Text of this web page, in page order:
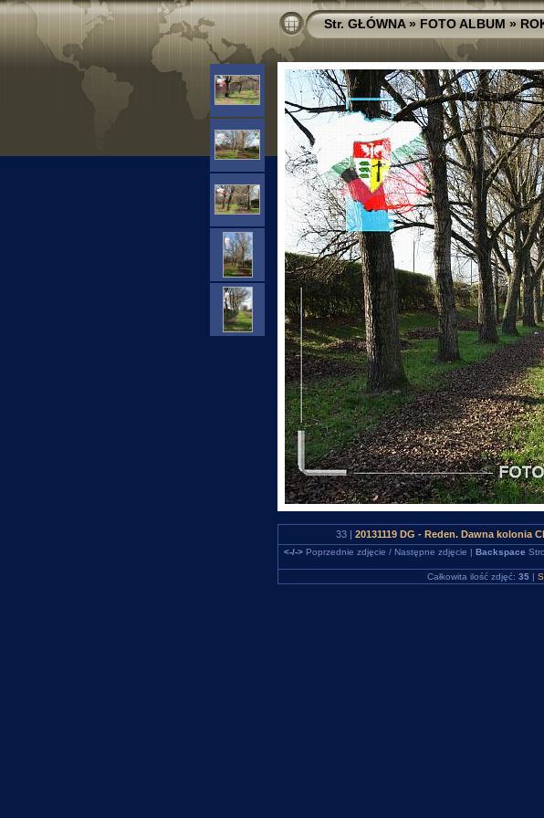
Str. GŁÓWNA»FOTO ALBUM»
33 | 20131119 DG - Reden. Dawna kolonia
<-/->Poprzednie zdjęcie / Następne zdjęcie | Backspace
Całkowita ilość zdjęć: 35 |